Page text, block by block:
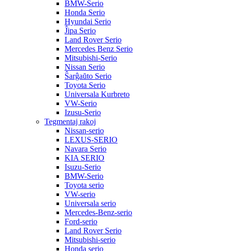
BMW-Serio
Honda Serio
Hyundai Serio
Ĵipa Serio
Land Rover Serio
Mercedes Benz Serio
Mitsubishi-Serio
Nissan Serio
Ŝarĝaŭto Serio
Toyota Serio
Universala Kurbreto
VW-Serio
Izusu-Serio
Tegmentaj rakoj
Nissan-serio
LEXUS-SERIO
Navara Serio
KIA SERIO
Isuzu-Serio
BMW-Serio
Toyota serio
VW-serio
Universala serio
Mercedes-Benz-serio
Ford-serio
Land Rover Serio
Mitsubishi-serio
Honda serio